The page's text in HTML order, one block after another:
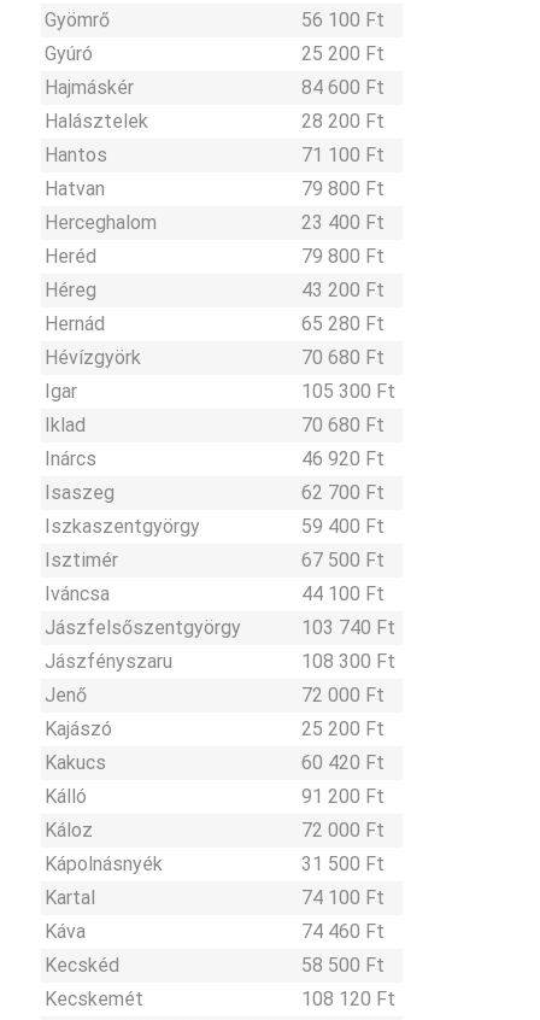
Gyömrő
56 100 Ft
Gyúró
25 200 Ft
Hajmáskér
84 600 Ft
Halásztelek
28 200 Ft
Hantos
71 100 Ft
Hatvan
79 800 Ft
Herceghalom
23 400 Ft
Heréd
79 800 Ft
Héreg
43 200 Ft
Hernád
65 280 Ft
Hévízgyörk
70 680 Ft
Igar
105 300 Ft
Iklad
70 680 Ft
Inárcs
46 920 Ft
Isaszeg
62 700 Ft
Iszkaszentgyörgy
59 400 Ft
Isztimér
67 500 Ft
Iváncsa
44 100 Ft
Jászfelsőszentgyörgy
103 740 Ft
Jászfényszaru
108 300 Ft
Jenő
72 000 Ft
Kajászó
25 200 Ft
Kakucs
60 420 Ft
Kálló
91 200 Ft
Káloz
72 000 Ft
Kápolnásnyék
31 500 Ft
Kartal
74 100 Ft
Káva
74 460 Ft
Kecskéd
58 500 Ft
Kecskemét
108 120 Ft